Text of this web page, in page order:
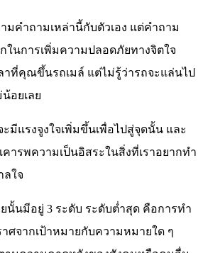
คำถามเหล่านี้กับตัวเอง แต่คำถาม
ในการเพิ่มความปลอดภัยทางจิตใจ
าที่คุณขึ้นรถเมล์ แต่ไม่รู้ว่ารถจะแล่นไป
อยเลย
ะมีแรงจูงใจเพิ่มขึ้นเพื่อไปสู่จุดนั้น และ
ารพความเป็นอิสระในสิ่งที่เราอยากทำ
ลใจ
นั้นมีอยู่ 3 ระดับ ระดับต่ำสุด คือการทำ
ศจากเป้าหมายกับความหมายใด ๆ